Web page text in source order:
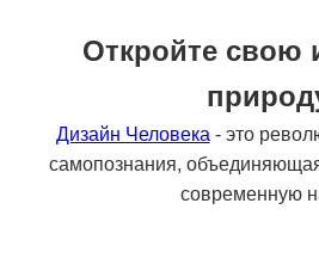
Откройте свою
Дизайн Человека - это
самопознания,
современную